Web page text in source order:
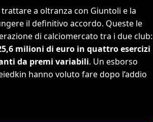
a oltranza con Giuntoli e la
il definitivo accordo. Queste le
di calciomercato tra i due club:
milioni di euro in quattro esercizi
da premi variabili. Un esborso
hanno voluto fare dopo l’addio